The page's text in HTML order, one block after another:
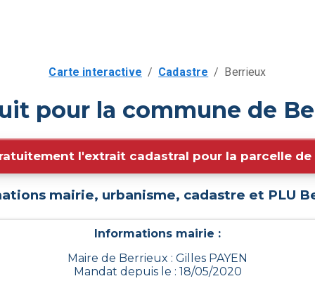
Carte interactive / Cadastre / Berrieux
pour la commune de
l'extrait cadastral pour la parcelle de
mairie, urbanisme, cadastre et PLU
Informations mairie :
Maire de Berrieux : Gilles PAYEN
Mandat depuis le : 18/05/2020